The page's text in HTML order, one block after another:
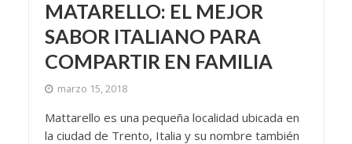
MATARELLO: EL MEJOR
SABOR ITALIANO PARA
COMPARTIR EN FAMILIA
marzo 15, 2018
Mattarello es una pequeña localidad ubicada en
la ciudad de Trento, Italia y su nombre también